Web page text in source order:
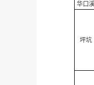
华口
坪坑